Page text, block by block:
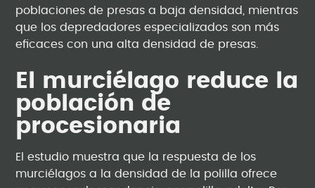
poblaciones de presas a baja densidad, mientras
que los depredadores especializados son más
eficaces con una alta densidad de presas.
El murciélago reduce la
población de
procesionaria
El estudio muestra que la respuesta de los
murciélagos a la densidad de la polilla ofrece